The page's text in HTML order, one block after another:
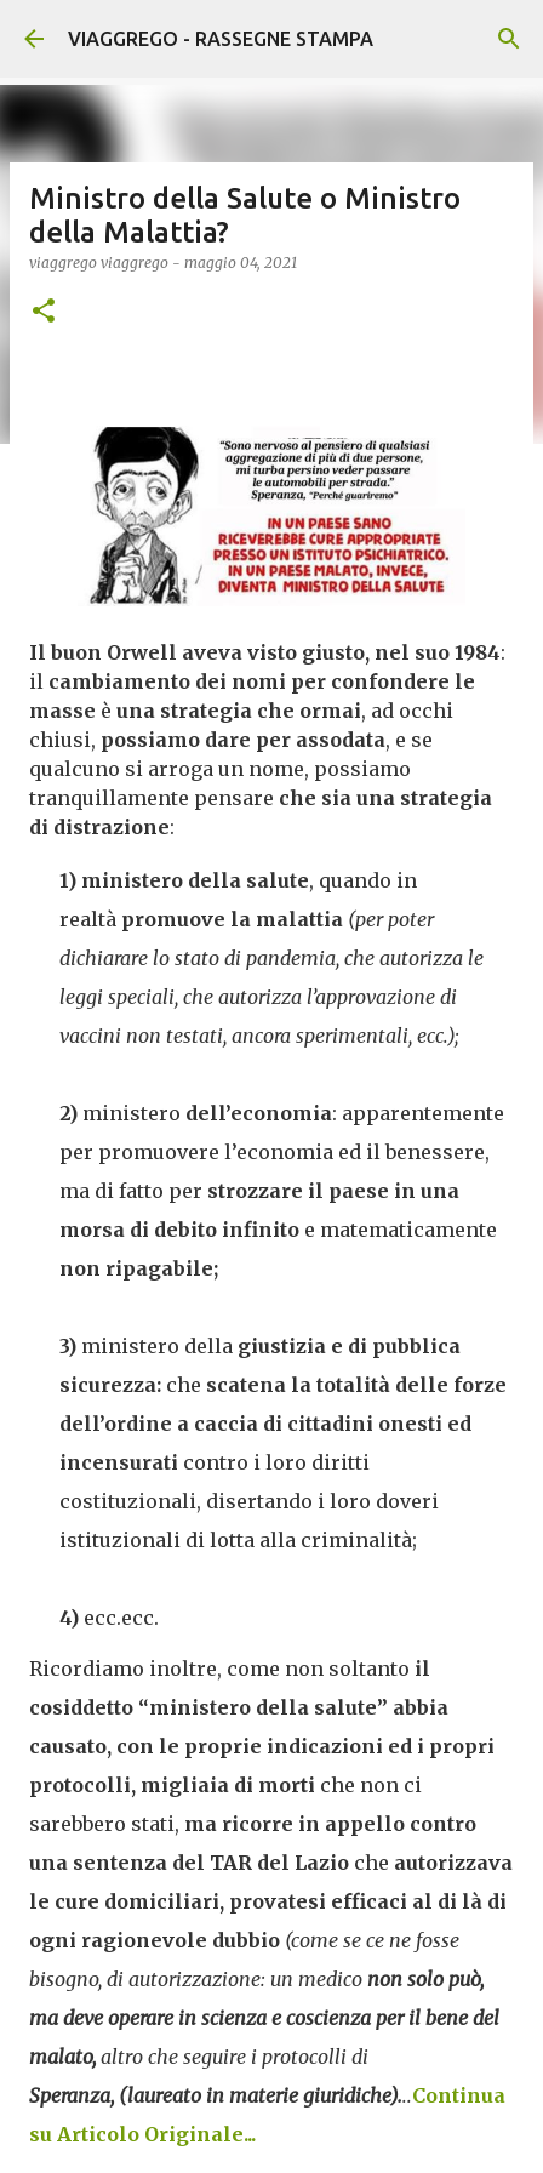
Passa ai contenuti principali
VIAGGREGO - RASSEGNE STAMPA
Ministro della Salute o Ministro
della Malattia?
viaggrego viaggrego - maggio 04, 2021
Il buon Orwell aveva visto giusto, nel suo 1984:
il cambiamento dei nomi per confondere le
masse è una strategia che ormai, ad occhi
chiusi, possiamo dare per assodata, e se
qualcuno si arroga un nome, possiamo
tranquillamente pensare che sia una strategia
di distrazione:
1) ministero della salute, quando in
realtà promuove la malattia (per poter
dichiarare lo stato di pandemia, che autorizza le
leggi speciali, che autorizza l’approvazione di
vaccini non testati, ancora sperimentali, ecc.);
2) ministero dell’economia: apparentemente
per promuovere l’economia ed il benessere,
ma di fatto per strozzare il paese in una
morsa di debito infinito e matematicamente
non ripagabile;
3) ministero della giustizia e di pubblica
sicurezza: che scatena la totalità delle forze
dell’ordine a caccia di cittadini onesti ed
incensurati contro i loro diritti
costituzionali, disertando i loro doveri
istituzionali di lotta alla criminalità;
4) ecc.ecc.
Ricordiamo inoltre, come non soltanto il
cosiddetto “ministero della salute” abbia
causato, con le proprie indicazioni ed i propri
protocolli, migliaia di morti che non ci
sarebbero stati, ma ricorre in appello contro
una sentenza del TAR del Lazio che autorizzava
le cure domiciliari, provatesi efficaci al di là di
ogni ragionevole dubbio (come se ce ne fosse
bisogno, di autorizzazione: un medico non solo può,
ma deve operare in scienza e coscienza per il bene del
malato, altro che seguire i protocolli di
Speranza, (laureato in materie giuridiche)...Continua
su Articolo Originale...